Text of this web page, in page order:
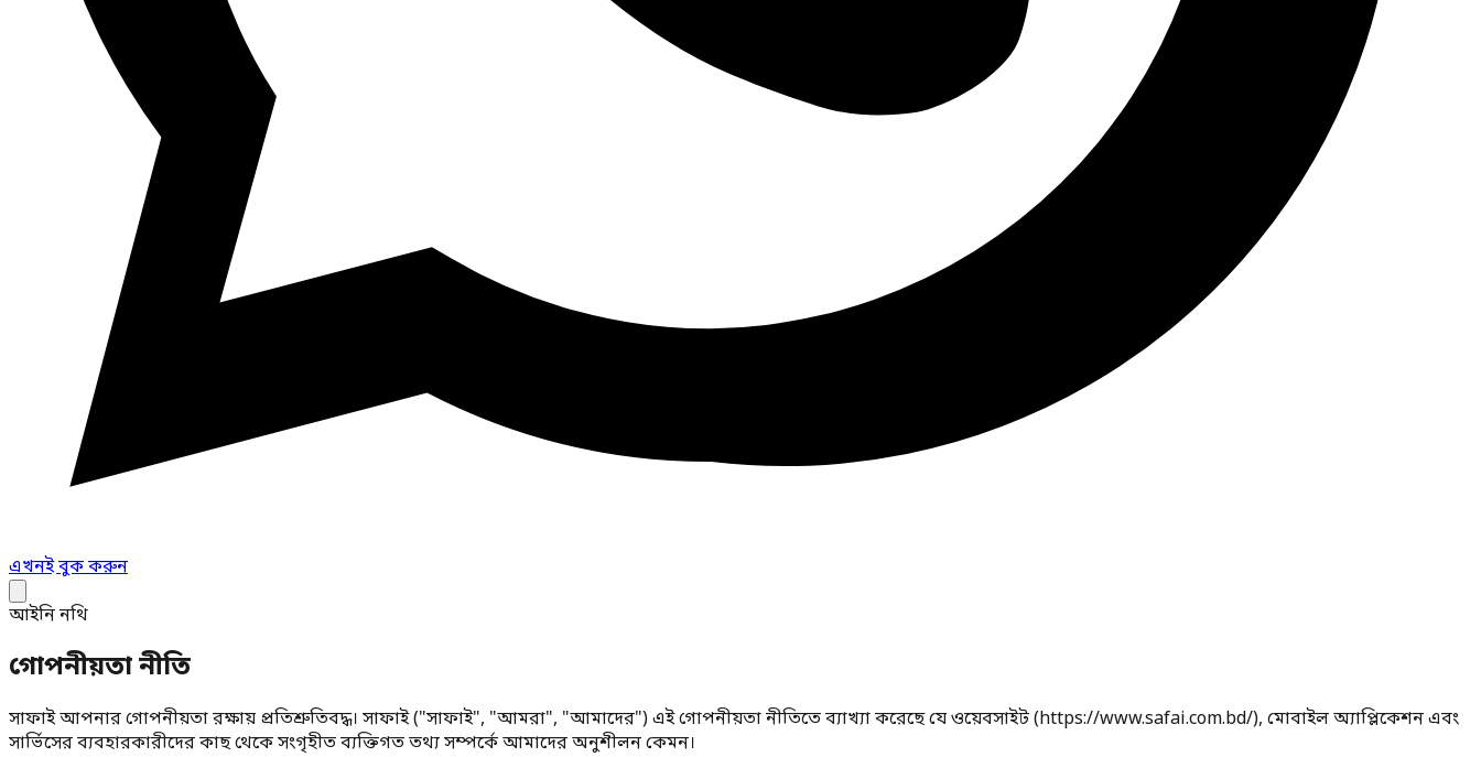
এখনই বুক করুন
আইনি নথি
গোপনীয়তা নীতি
সাফাই আপনার গোপনীয়তা রক্ষায় প্রতিশ্রুতিবদ্ধ। সাফাই ("সাফাই", "আমরা", "আমাদের") এই গোপনীয়তা নীতিতে ব্যাখ্যা করেছে যে ওয়েবসাইট (https://www.safai.com.bd/), মোবাইল অ্যাপ্লিকেশন এবং
সার্ভিসের ব্যবহারকারীদের কাছ থেকে সংগৃহীত ব্যক্তিগত তথ্য সম্পর্কে আমাদের অনুশীলন কেমন।